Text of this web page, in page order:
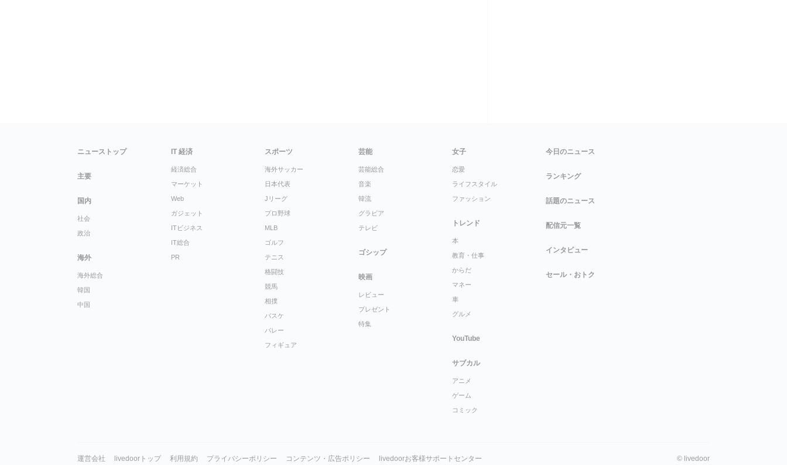
ニューストップ
主要
国内
社会
政治
海外
海外総合
韓国
中国
IT 経済
経済総合
マーケット
Web
ガジェット
ITビジネス
IT総合
PR
スポーツ
海外サッカー
日本代表
Jリーグ
プロ野球
MLB
ゴルフ
テニス
格闘技
競馬
相撲
バスケ
バレー
フィギュア
芸能
芸能総合
音楽
韓流
グラビア
テレビ
ゴシップ
映画
レビュー
プレゼント
特集
女子
恋愛
ライフスタイル
ファッション
トレンド
本
教育・仕事
からだ
マネー
車
グルメ
YouTube
サブカル
アニメ
ゲーム
コミック
今日のニュース
ランキング
話題のニュース
配信元一覧
インタビュー
セール・おトク
運営会社 livedoorトップ 利用規約 プライバシーポリシー コンテンツ・広告ポリシー livedoorお客様サポートセンター © livedoor